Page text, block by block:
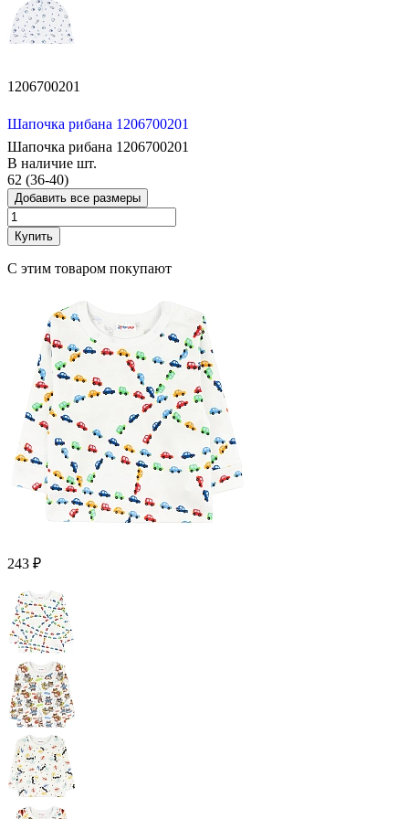
1206700201
Шапочка рибана 1206700201
Шапочка рибана 1206700201
В наличие шт.
62 (36-40)
Добавить все размеры
Купить
С этим товаром покупают
243 ₽